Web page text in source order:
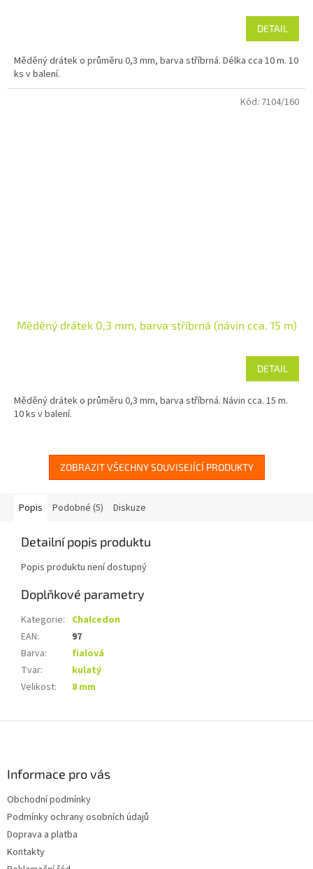
DETAIL
Měděný drátek o průměru 0,3 mm, barva stříbrná. Délka cca 10 m. 10
ks v balení.
Měděný drátek 0,3 mm, barva stříbrná (návin cca. 15 m)
DETAIL
Měděný drátek o průměru 0,3 mm, barva stříbrná. Návin cca. 15 m.
10 ks v balení.
Kód: 7104/160
ZOBRAZIT VŠECHNY SOUVISEJÍCÍ PRODUKTY
Popis Podobné (5) Diskuze
Detailní popis produktu
Popis produktu není dostupný
Doplňkové parametry
Kategorie: Chalcedon
EAN:
97
Barva:
fialová
Tvar:
kulatý
Velikost: 8 mm
Informace pro vás
Obchodní podmínky
Podmínky ochrany osobních údajů
Doprava a platba
Kontakty